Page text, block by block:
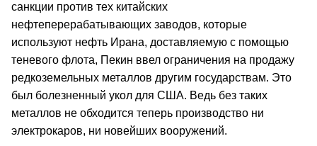
санкции против тех китайских
нефтеперерабатывающих заводов, которые
используют нефть Ирана, доставляемую с помощью
теневого флота, Пекин ввел ограничения на продажу
редкоземельных металлов другим государствам. Это
был болезненный укол для США. Ведь без таких
металлов не обходится теперь производство ни
электрокаров, ни новейших вооружений.